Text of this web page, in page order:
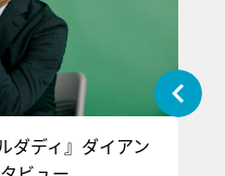
ダディ』ダイアン